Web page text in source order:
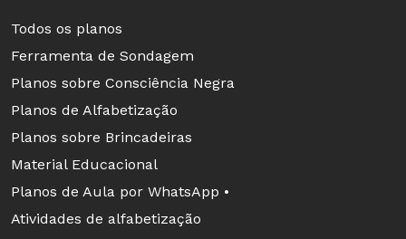
Todos os planos
Ferramenta de Sondagem
Planos sobre Consciência Negra
Planos de Alfabetização
Planos sobre Brincadeiras
Material Educacional
Planos de Aula por WhatsApp •
Atividades de alfabetização